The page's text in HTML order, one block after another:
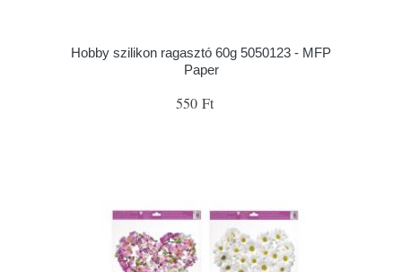
Hobby szilikon ragasztó 60g 5050123 - MFP
Paper
550 Ft